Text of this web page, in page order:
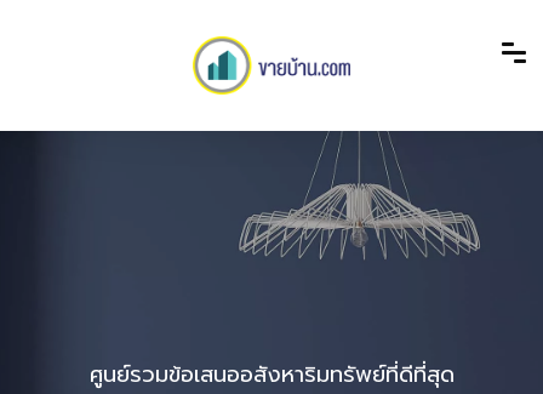
ศูนย์รวมข้อเสนออสังหาริมทรัพย์ที่ดีที่สุด